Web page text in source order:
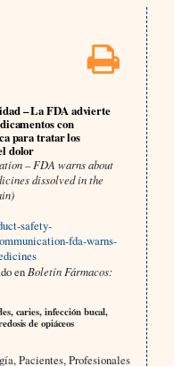
– La FDA advierte
con
para tratar los
dolor
– FDA warns about
dissolved in the
safety-
fda-warns-
en Boletín Fármacos:
caries, infección bucal,
de opiáceos
Pacientes, Profesionales